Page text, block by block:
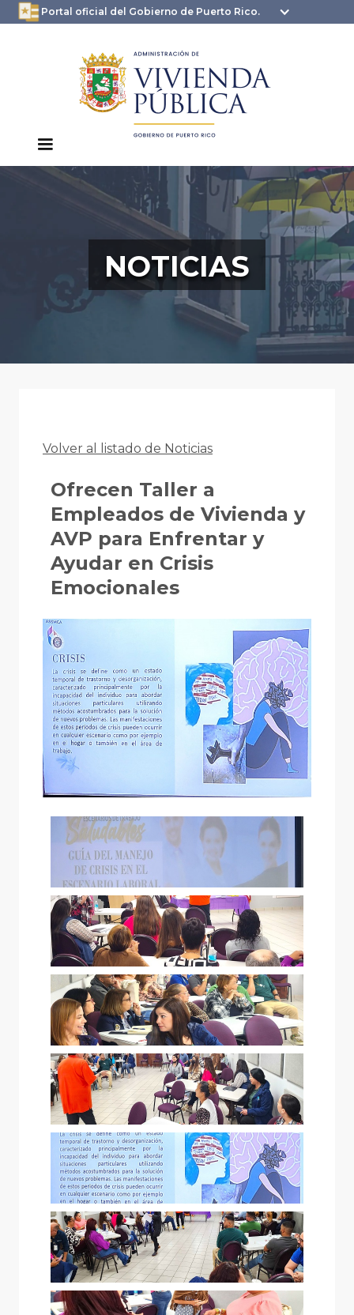
Portal oficial del Gobierno de Puerto Rico.
oficial.pr.gov
seguros .pr.gov usan
HTTPS
NOTICIAS
Volver al listado de Noticias
Ofrecen Taller a
Empleados de Vivienda y
AVP para Enfrentar y
Ayudar en Crisis
Emocionales